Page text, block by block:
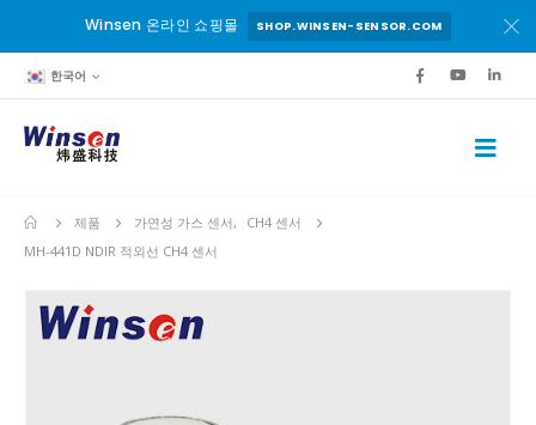
Winsen 온라인 쇼핑몰 SHOP.WINSEN-SENSOR.COM
한국어
제품 가연성 가스 센서,
CH4 센서
MH-441D NDIR 적외선 CH4 센서